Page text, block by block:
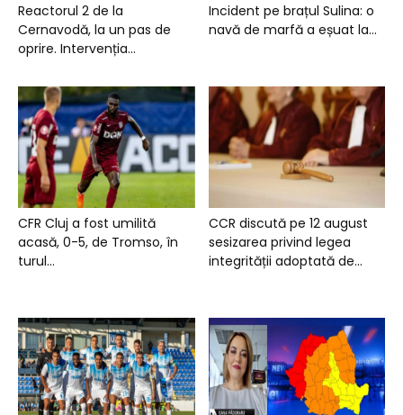
Reactorul 2 de la
Cernavodă, la un pas de
oprire. Intervenția...
Incident pe brațul Sulina: o
navă de marfă a eșuat la...
CFR Cluj a fost umilită
acasă, 0-5, de Tromso, în
turul...
CCR discută pe 12 august
sesizarea privind legea
integrității adoptată de...